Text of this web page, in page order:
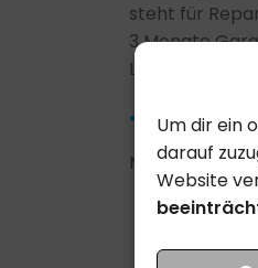
Um dir ein
darauf
Website
steht für
3 Monate
Lieferung
Motorrad: